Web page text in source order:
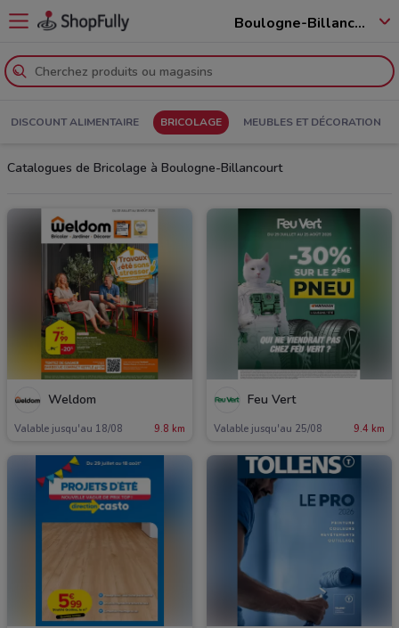
Boulogne-Billancourt - 92100
DISCOUNT ALIMENTAIRE BRICOLAGE MEUBLES ET DÉCORATION
Catalogues de Bricolage à Boulogne-Billancourt
Weldom
Valable jusqu'au 18/08 9.8 km
Feu Vert
Valable jusqu'au 25/08 9.4 km